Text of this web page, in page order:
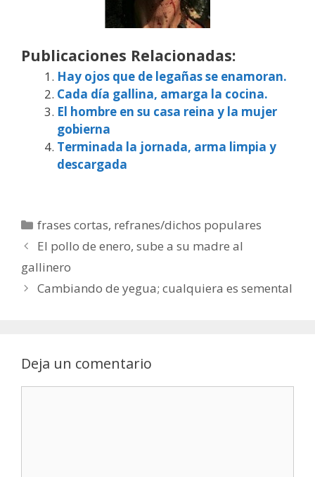
Publicaciones Relacionadas:
Hay ojos que de legañas se enamoran.
Cada día gallina, amarga la cocina.
El hombre en su casa reina y la mujer
gobierna
Terminada la jornada, arma limpia y
descargada
Categorías
frases cortas, refranes/dichos populares
El pollo de enero, sube a su madre al
gallinero
Cambiando de yegua; cualquiera es semental
Deja un comentario